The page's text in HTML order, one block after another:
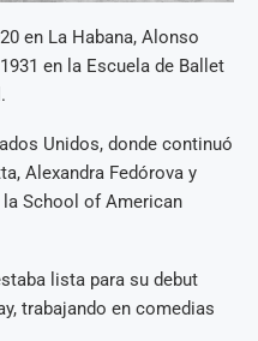
en La Habana, Alonso
en la Escuela de Ballet
Unidos, donde continuó
Alexandra Fedórova y
School of American
lista para su debut
trabajando en comedias